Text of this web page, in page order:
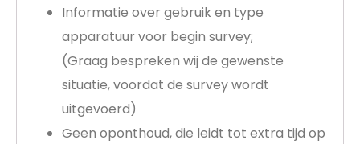
Informatie over gebruik en type
apparatuur voor begin survey;
(Graag bespreken wij de gewenste
situatie, voordat de survey wordt
uitgevoerd)
Geen oponthoud, die leidt tot extra tijd op